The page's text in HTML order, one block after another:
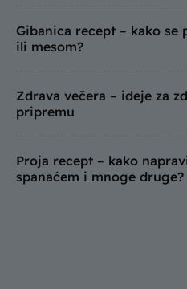
Gibanica recept – kako se
ili mesom?
Zdrava večera – ideje za
pripremu
Proja recept – kako
spanaćem i mnoge druge?